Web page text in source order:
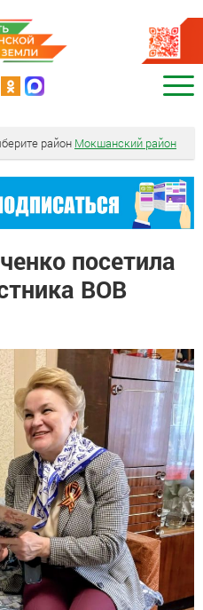
район Мокшанский район
посетила
ВОВ